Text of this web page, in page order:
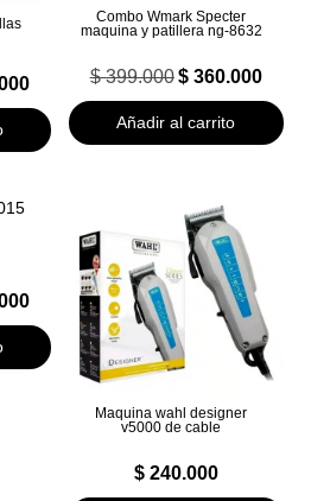
actual
$ 799.000.
Combo Wmark Specter
maquina y patillera ng-8632
$399.000 El
precio
original
era:
$360.000El
actual
$ 360.000.
Añadir al carrito
actual
$ 310.000.
Maquina wahl designer
v5000 de cable
$240.000